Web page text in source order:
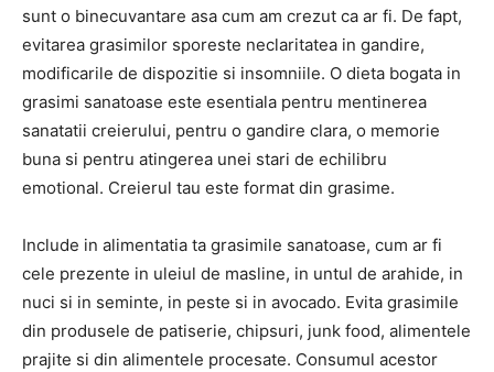
sunt o binecuvantare asa cum am crezut ca ar fi. De fapt,
evitarea grasimilor sporeste neclaritatea in gandire,
modificarile de dispozitie si insomniile. O dieta bogata in
grasimi sanatoase este esentiala pentru mentinerea
sanatatii creierului, pentru o gandire clara, o memorie
buna si pentru atingerea unei stari de echilibru
emotional. Creierul tau este format din grasime.
Include in alimentatia ta grasimile sanatoase, cum ar fi
cele prezente in uleiul de masline, in untul de arahide, in
nuci si in seminte, in peste si in avocado. Evita grasimile
din produsele de patiserie, chipsuri, junk food, alimentele
prajite si din alimentele procesate. Consumul acestor